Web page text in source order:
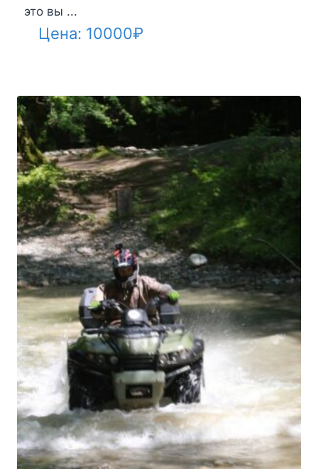
это вы ...
Цена: 10000₽